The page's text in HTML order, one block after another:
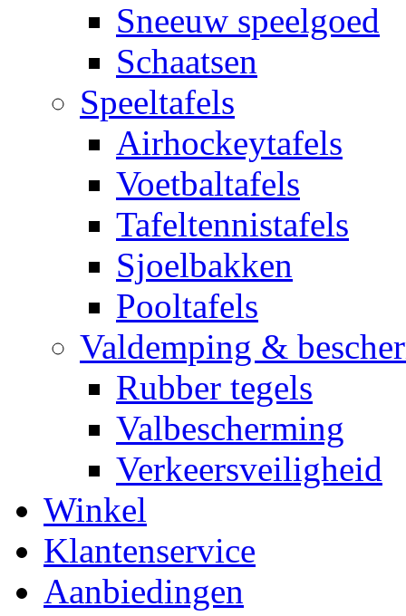
Sneeuw speelgoed
Schaatsen
Speeltafels
Airhockeytafels
Voetbaltafels
Tafeltennistafels
Sjoelbakken
Pooltafels
Valdemping &
Rubber tegels
Valbescherming
Verkeersveiligheid
Winkel
Klantenservice
Aanbiedingen